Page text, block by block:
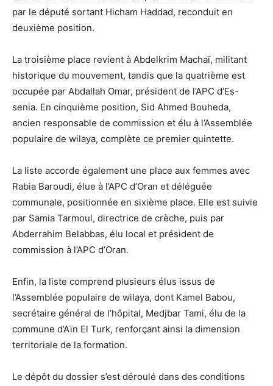
par le député sortant Hicham Haddad, reconduit en
deuxième position.
La troisième place revient à Abdelkrim Machaï, militant
historique du mouvement, tandis que la quatrième est
occupée par Abdallah Omar, président de l’APC d’Es-
senia. En cinquième position, Sid Ahmed Bouheda,
ancien responsable de commission et élu à l’Assemblée
populaire de wilaya, complète ce premier quintette.
La liste accorde également une place aux femmes avec
Rabia Baroudi, élue à l’APC d’Oran et déléguée
communale, positionnée en sixième place. Elle est suivie
par Samia Tarmoul, directrice de crèche, puis par
Abderrahim Belabbas, élu local et président de
commission à l’APC d’Oran.
Enfin, la liste comprend plusieurs élus issus de
l’Assemblée populaire de wilaya, dont Kamel Babou,
secrétaire général de l’hôpital, Medjbar Tami, élu de la
commune d’Aïn El Turk, renforçant ainsi la dimension
territoriale de la formation.
Le dépôt du dossier s’est déroulé dans des conditions